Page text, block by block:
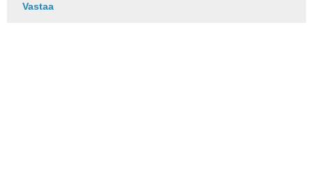
Vastaa